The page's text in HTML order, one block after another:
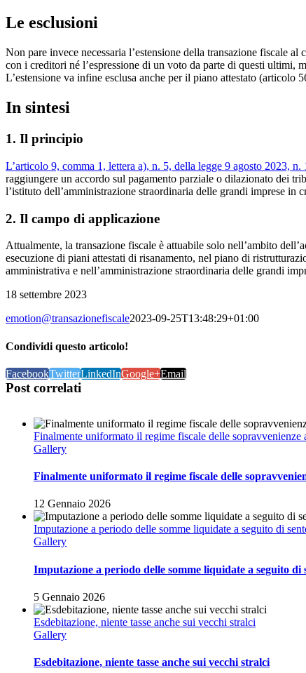
Le esclusioni
Non pare invece necessaria l’estensione della transazione fiscale
con i creditori né l’espressione di un voto da parte di questi
L’estensione va infine esclusa anche per il piano attestato (articolo
In sintesi
1. Il principio
L’articolo 9, comma 1, lettera a), n. 5, della legge 9 agosto 2023, n.
raggiungere un accordo sul pagamento parziale o dilazionato dei
l’istituto dell’amministrazione straordinaria delle grandi imprese in
2. Il campo di applicazione
Attualmente, la transazione fiscale è attuabile solo nell’ambito
esecuzione di piani attestati di risanamento, nel piano di
amministrativa e nell’amministrazione straordinaria delle grandi
18 settembre 2023
emotion@transazionefiscale2023-09-25T13:48:29+01:00
Condividi questo articolo!
FacebookTwitterLinkedInGoogle+Email
Post correlati
Finalmente uniformato il regime fiscale delle sopravvenienze
Gallery
Finalmente uniformato il regime fiscale delle
12 Gennaio 2026
Imputazione a periodo delle somme liquidate a seguito di
Gallery
Imputazione a periodo delle somme liquidate a seguito di
5 Gennaio 2026
Esdebitazione, niente tasse anche sui vecchi stralci
Gallery
Esdebitazione, niente tasse anche sui vecchi stralci